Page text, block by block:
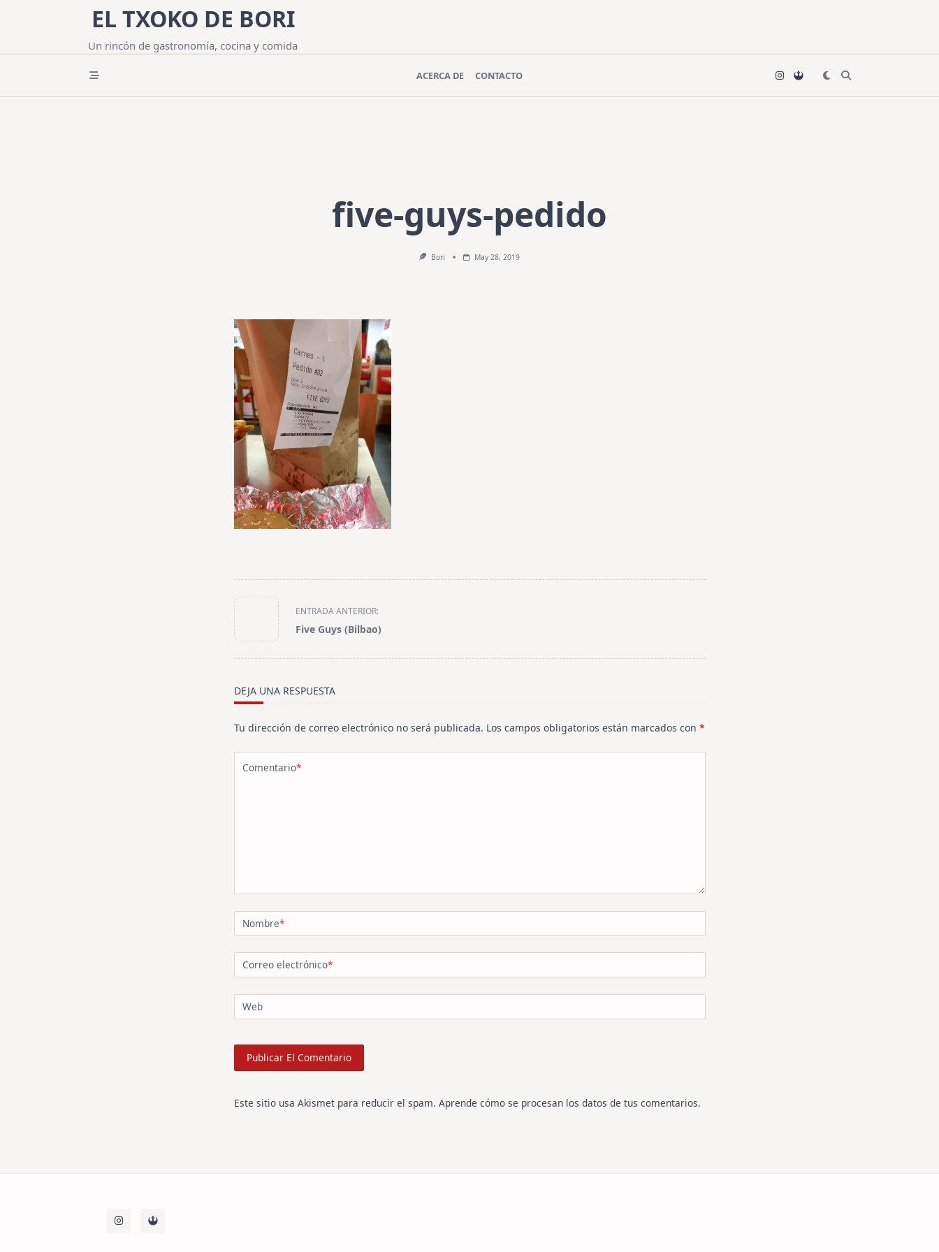
EL TXOKO DE BORI
Un rincón de gastronomía, cocina y comida
ACERCA DE CONTACTO
five-guys-pedido
Bori May 28, 2019
<span
class="nav-
subtitle
screen-
text">Página</span>
ENTRADA ANTERIOR:
Five Guys (Bilbao)
DEJA UNA RESPUESTA
Tu dirección de correo electrónico no será publicada. Los campos obligatorios están marcados con *
Comentario*
Nombre*
Correo electrónico*
Web
Este sitio usa Akismet para reducir el spam. Aprende cómo se procesan los datos de tus comentarios.